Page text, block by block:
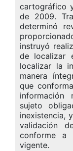
cartográfico
de 2009.
determinó
instruyó
de localizar
localizar la
manera
que
información
sujeto
inexistencia,
validación
conforme a
vigente.